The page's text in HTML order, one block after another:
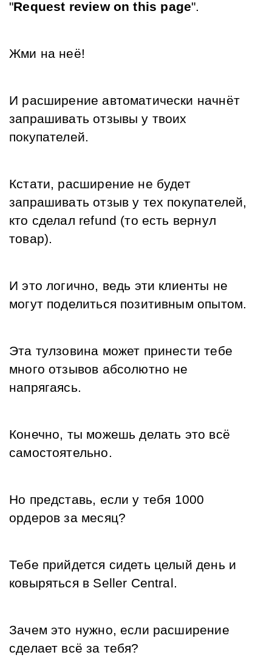
"Request review on this page".
Жми на неё!
И расширение автоматически начнёт
запрашивать отзывы у твоих
покупателей.
Кстати, расширение не будет
запрашивать отзыв у тех покупателей,
кто сделал refund (то есть вернул
товар).
И это логично, ведь эти клиенты не
могут поделиться позитивным опытом.
Эта тулзовина может принести тебе
много отзывов абсолютно не
напрягаясь.
Конечно, ты можешь делать это всё
самостоятельно.
Но представь, если у тебя 1000
ордеров за месяц?
Тебе прийдется сидеть целый день и
ковыряться в Seller Central.
Зачем это нужно, если расширение
сделает всё за тебя?